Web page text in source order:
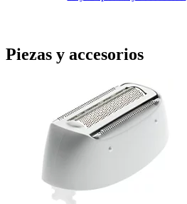
Piezas y accesorios